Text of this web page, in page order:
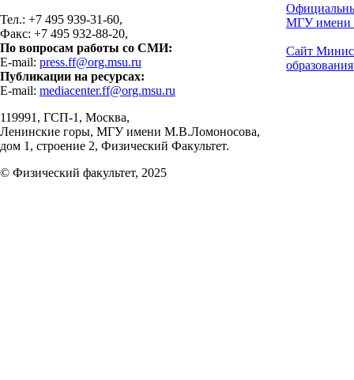
Тел.: +7 495 939-31-60,
Факс: +7 495 932-88-20,
По вопросам работы со СМИ:
E-mail: press.ff@org.msu.ru
Публикации на ресурсах:
E-mail: mediacenter.ff@org.msu.ru
119991, ГСП-1, Москва,
Ленинские горы, МГУ имени М.В.Ломоносова,
дом 1, строение 2, Физический Факультет.
© Физический факультет, 2025
МГУ имени
Сайт